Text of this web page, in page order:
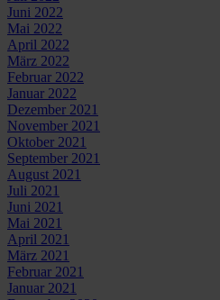
Juni 2022
Mai 2022
April 2022
März 2022
Februar 2022
Januar 2022
Dezember 2021
November 2021
Oktober 2021
September 2021
August 2021
Juli 2021
Juni 2021
Mai 2021
April 2021
März 2021
Februar 2021
Januar 2021